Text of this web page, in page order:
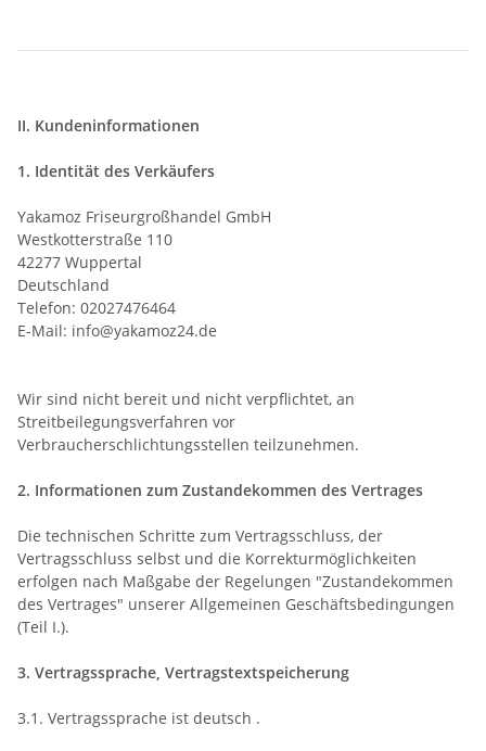
II. Kundeninformationen
1. Identität des Verkäufers
Yakamoz Friseurgroßhandel GmbH
Westkotterstraße 110
42277 Wuppertal
Deutschland
Telefon: 02027476464
E-Mail: info@yakamoz24.de
Wir sind nicht bereit und nicht verpflichtet, an
Streitbeilegungsverfahren vor
Verbraucherschlichtungsstellen teilzunehmen.
2. Informationen zum Zustandekommen des Vertrages
Die technischen Schritte zum Vertragsschluss, der
Vertragsschluss selbst und die Korrekturmöglichkeiten
erfolgen nach Maßgabe der Regelungen "Zustandekommen
des Vertrages" unserer Allgemeinen Geschäftsbedingungen
(Teil I.).
3. Vertragssprache, Vertragstextspeicherung
3.1. Vertragssprache ist deutsch .